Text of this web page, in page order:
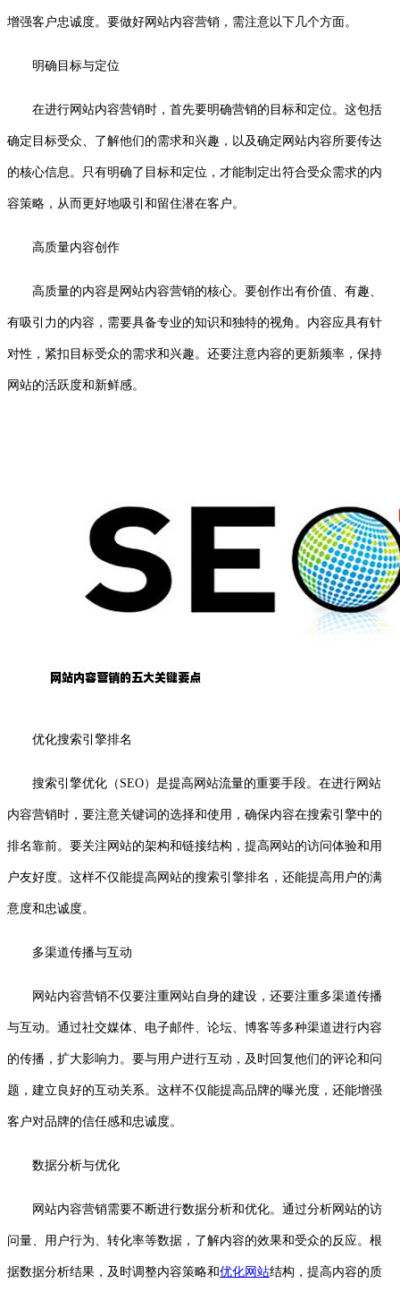
增强客户忠诚度。要做好网站内容营销，需注意以下几个方面。
明确目标与定位
在进行网站内容营销时，首先要明确营销的目标和定位。这包括
确定目标受众、了解他们的需求和兴趣，以及确定网站内容所要传达
的核心信息。只有明确了目标和定位，才能制定出符合受众需求的内
容策略，从而更好地吸引和留住潜在客户。
高质量内容创作
高质量的内容是网站内容营销的核心。要创作出有价值、有趣、
有吸引力的内容，需要具备专业的知识和独特的视角。内容应具有针
对性，紧扣目标受众的需求和兴趣。还要注意内容的更新频率，保持
网站的活跃度和新鲜感。
优化搜索引擎排名
搜索引擎优化（SEO）是提高网站流量的重要手段。在进行网站
内容营销时，要注意关键词的选择和使用，确保内容在搜索引擎中的
排名靠前。要关注网站的架构和链接结构，提高网站的访问体验和用
户友好度。这样不仅能提高网站的搜索引擎排名，还能提高用户的满
意度和忠诚度。
多渠道传播与互动
网站内容营销不仅要注重网站自身的建设，还要注重多渠道传播
与互动。通过社交媒体、电子邮件、论坛、博客等多种渠道进行内容
的传播，扩大影响力。要与用户进行互动，及时回复他们的评论和问
题，建立良好的互动关系。这样不仅能提高品牌的曝光度，还能增强
客户对品牌的信任感和忠诚度。
数据分析与优化
网站内容营销需要不断进行数据分析和优化。通过分析网站的访
问量、用户行为、转化率等数据，了解内容的效果和受众的反应。根
据数据分析结果，及时调整内容策略和优化网站结构，提高内容的质